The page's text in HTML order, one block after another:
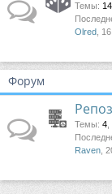
Темы: 14
Olred ,
Форум
Темы: 4
Raven ,